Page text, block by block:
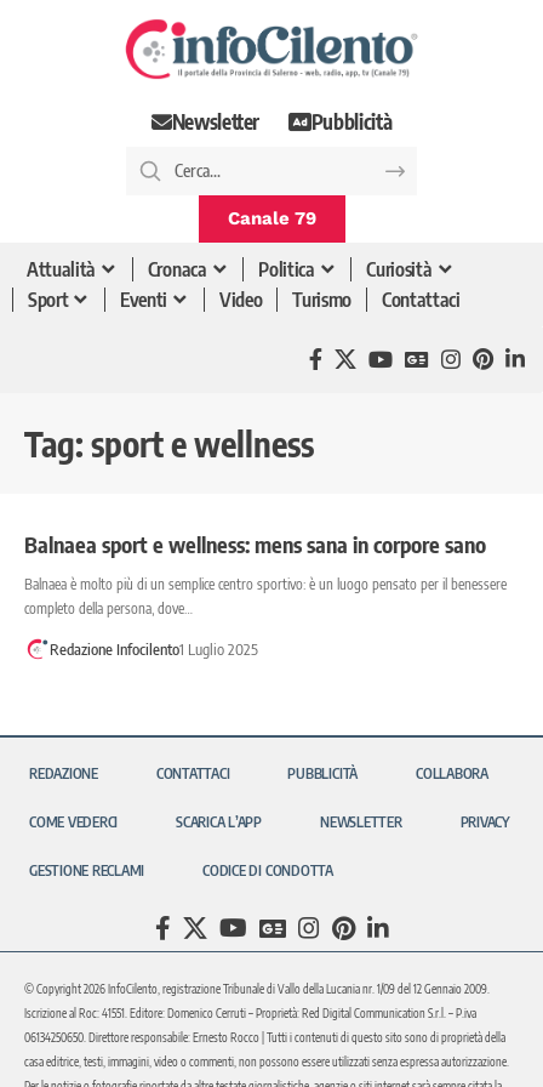
Newsletter Pubblicità
Canale 79
Attualità Cronaca Politica
Curiosità
Sport
Eventi Video Turismo Contattaci
Tag: sport e wellness
Balnaea sport e wellness: mens sana in corpore sano
Balnaea è molto più di un semplice centro sportivo: è un luogo pensato per il benessere
completo della persona, dove…
Redazione Infocilento1 Luglio 2025
REDAZIONE CONTATTACI PUBBLICITÀ COLLABORA
COME VEDERCI SCARICA L’APP NEWSLETTER PRIVACY
GESTIONE RECLAMI CODICE DI CONDOTTA
© Copyright 2026 InfoCilento, registrazione Tribunale di Vallo della Lucania nr. 1/09 del 12 Gennaio 2009.
Iscrizione al Roc: 41551. Editore: Domenico Cerruti – Proprietà: Red Digital Communication S.r.l. – P.iva
06134250650. Direttore responsabile: Ernesto Rocco | Tutti i contenuti di questo sito sono di proprietà della
casa editrice, testi, immagini, video o commenti, non possono essere utilizzati senza espressa autorizzazione.